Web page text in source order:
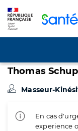
Thomas
Masseur-
En cas
experience